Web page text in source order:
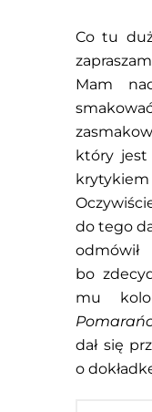
Co tu
Mam
który jest
do tego
bo
mu
dał się
o